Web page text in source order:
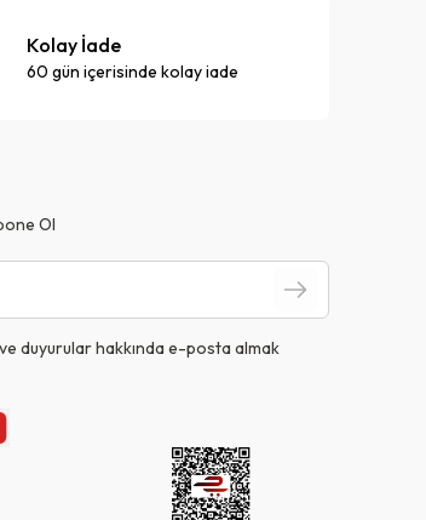
Kolay İade
60 gün içerisinde kolay iade
Ol
duyurular hakkında e-posta almak